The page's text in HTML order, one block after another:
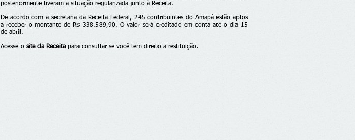
posteriormente tiveram a situação regularizada junto à Receita.
De acordo com a secretaria da Receita Federal, 245 contribuintes do Amapá estão aptos
a receber o montante de R$ 338.589,90. O valor será creditado em conta até o dia 15
de abril.
Acesse o site da Receita para consultar se você tem direito a restituição.